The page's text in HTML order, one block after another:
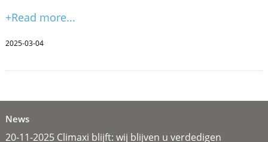
+Read more...
2025-03-04
News
20-11-2025 Climaxi blijft: wij blijven u verdedigen